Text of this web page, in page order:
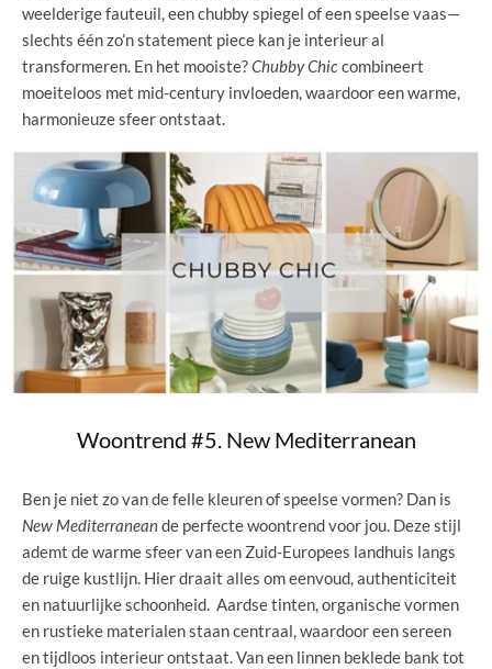
weelderige fauteuil, een chubby spiegel of een speelse vaas—
slechts één zo’n statement piece kan je interieur al
transformeren. En het mooiste?Chubby Chiccombineert
moeiteloos met mid-century invloeden, waardoor een warme,
harmonieuze sfeer ontstaat.
Woontrend #5. New Mediterranean
Ben je niet zo van de felle kleuren of speelse vormen? Dan is
New Mediterraneande perfecte woontrend voor jou. Deze stijl
ademt de warme sfeer van een Zuid-Europees landhuis langs
de ruige kustlijn. Hier draait alles om eenvoud, authenticiteit
en natuurlijke schoonheid. Aardse tinten, organische vormen
en rustieke materialen staan centraal, waardoor een sereen
en tijdloos interieur ontstaat. Van een linnen beklede bank tot